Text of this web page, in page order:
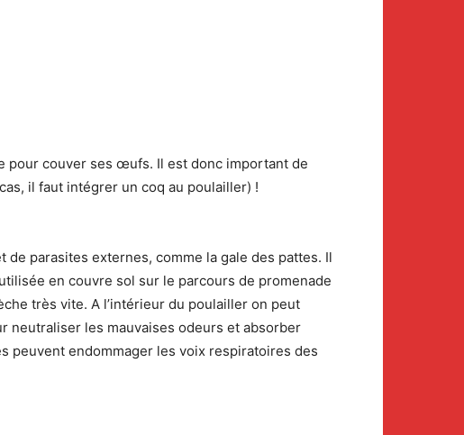
pour couver ses œufs. Il est donc important de
il faut intégrer un coq au poulailler) !
parasites externes, comme la gale des pattes. Il
en couvre sol sur le parcours de promenade
très vite. A l’intérieur du poulailler on peut
neutraliser les mauvaises odeurs et absorber
peuvent endommager les voix respiratoires des